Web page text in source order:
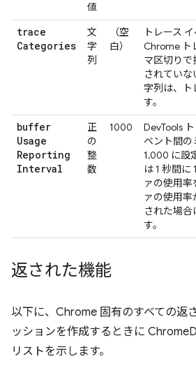
値
trace
Categories
文
字
列
（空
白）
トレース
Chrome ト
マ区切りで
されてい
字列は、ト
す。
buffer
Usage
Reporting
Interval
正
の
整
数
1000
DevTools
ベント間の
1,000 に設
は 1 秒間に
ァの使用率
ァの使用
された場合
す。
返された機能
以下に、Chrome 固有のすべての返
ッションを作成するときに
リストを示します。